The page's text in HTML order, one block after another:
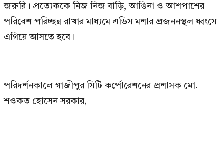
জরুরি। প্রত্যেককে নিজ নিজ বাড়ি, আঙিনা ও আশপাশের
পরিবেশ পরিচ্ছন্ন রাখার মাধ্যমে এডিস মশার প্রজননস্থল ধ্বংসে
এগিয়ে আসতে হবে।
পরিদর্শনকালে গাজীপুর সিটি কর্পোরেশনের প্রশাসক মো.
শওকত হোসেন সরকার,